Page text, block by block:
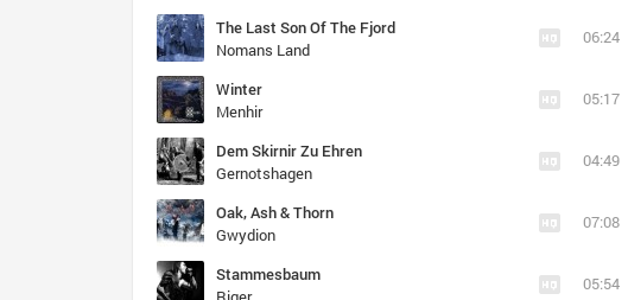
The Last Son Of The Fjord
Nomans Land
06:24
Winter
Menhir
05:17
Dem Skirnir Zu Ehren
Gernotshagen
04:49
Oak, Ash & Thorn
Gwydion
07:08
Stammesbaum
05:54